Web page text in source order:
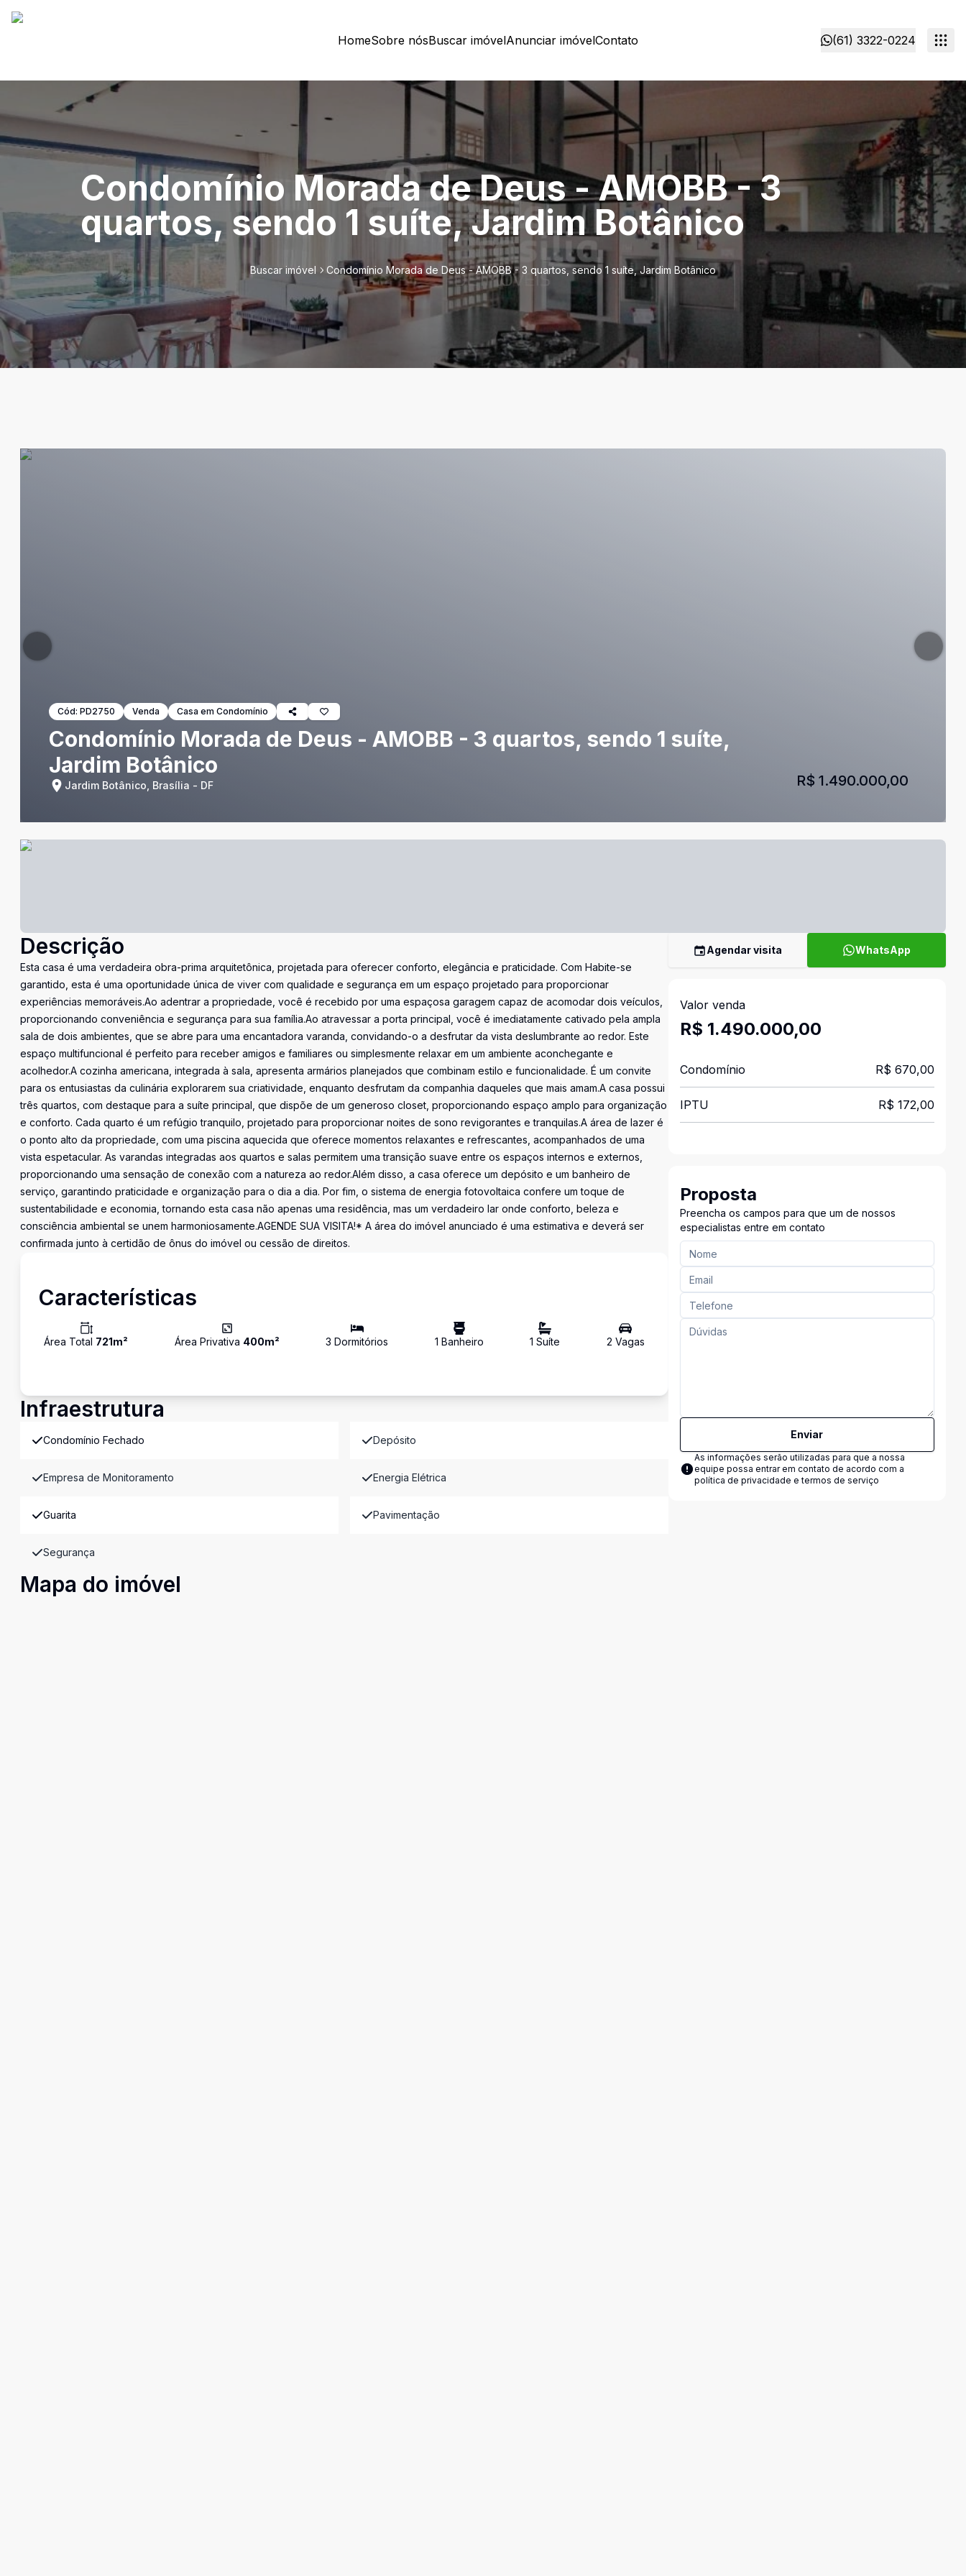
HomeSobre nósBuscar imóvelAnunciar imóvelContato (61) 3322-0224
Condomínio Morada de Deus - AMOBB - 3
quartos, sendo 1 suíte, Jardim Botânico
Buscar imóvel Condomínio Morada de Deus - AMOBB - 3 quartos, sendo 1 suíte, Jardim Botânico
Cód: PD2750 Venda Casa em Condomínio
Condomínio Morada de Deus - AMOBB - 3 quartos, sendo 1 suíte,
Jardim Botânico
Jardim Botânico, Brasília - DF R$ 1.490.000,00
Descrição
Esta casa é uma verdadeira obra-prima arquitetônica, projetada para oferecer conforto, elegância e praticidade. Com Habite-se
garantido, esta é uma oportunidade única de viver com qualidade e segurança em um espaço projetado para proporcionar
experiências memoráveis.Ao adentrar a propriedade, você é recebido por uma espaçosa garagem capaz de acomodar dois veículos,
proporcionando conveniência e segurança para sua família.Ao atravessar a porta principal, você é imediatamente cativado pela ampla
sala de dois ambientes, que se abre para uma encantadora varanda, convidando-o a desfrutar da vista deslumbrante ao redor. Este
espaço multifuncional é perfeito para receber amigos e familiares ou simplesmente relaxar em um ambiente aconchegante e
acolhedor.A cozinha americana, integrada à sala, apresenta armários planejados que combinam estilo e funcionalidade. É um convite
para os entusiastas da culinária explorarem sua criatividade, enquanto desfrutam da companhia daqueles que mais amam.A casa possui
três quartos, com destaque para a suíte principal, que dispõe de um generoso closet, proporcionando espaço amplo para organização
e conforto. Cada quarto é um refúgio tranquilo, projetado para proporcionar noites de sono revigorantes e tranquilas.A área de lazer é
o ponto alto da propriedade, com uma piscina aquecida que oferece momentos relaxantes e refrescantes, acompanhados de uma
vista espetacular. As varandas integradas aos quartos e salas permitem uma transição suave entre os espaços internos e externos,
proporcionando uma sensação de conexão com a natureza ao redor.Além disso, a casa oferece um depósito e um banheiro de
serviço, garantindo praticidade e organização para o dia a dia. Por fim, o sistema de energia fotovoltaica confere um toque de
sustentabilidade e economia, tornando esta casa não apenas uma residência, mas um verdadeiro lar onde conforto, beleza e
consciência ambiental se unem harmoniosamente.AGENDE SUA VISITA!* A área do imóvel anunciado é uma estimativa e deverá ser
confirmada junto à certidão de ônus do imóvel ou cessão de direitos.
Características
Área Total 721m² Área Privativa 400m² 3 Dormitórios 1 Banheiro 1 Suíte 2 Vagas
Infraestrutura
Condomínio Fechado Depósito
Empresa de Monitoramento Energia Elétrica
Guarita Pavimentação
Segurança
Mapa do imóvel
Agendar visita WhatsApp
Valor venda
R$ 1.490.000,00
Condomínio R$ 670,00
IPTU R$ 172,00
Proposta
Preencha os campos para que um de nossos
especialistas entre em contato
Enviar
As informações serão utilizadas para que a nossa
equipe possa entrar em contato de acordo com a
política de privacidade e termos de serviço